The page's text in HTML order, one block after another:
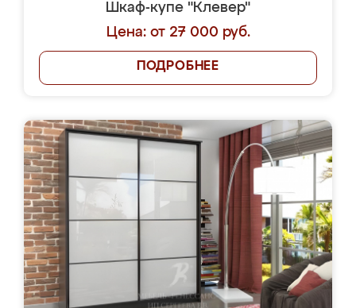
Шкаф-купе "Клевер"
Цена: от 27 000 руб.
ПОДРОБНЕЕ